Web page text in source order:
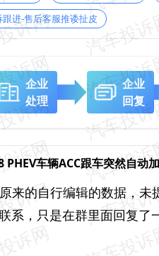
进-售后客服推诿扯皮
企业
处理
企业
回复
PHEV车辆ACC跟车突然自动
来的自行编辑的数据，
，只是在群里面回复了